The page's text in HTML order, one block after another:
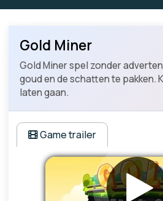
Gold Miner
Gold Miner spel zonder
goud en de schatten te pakken.
laten gaan.
Game trailer